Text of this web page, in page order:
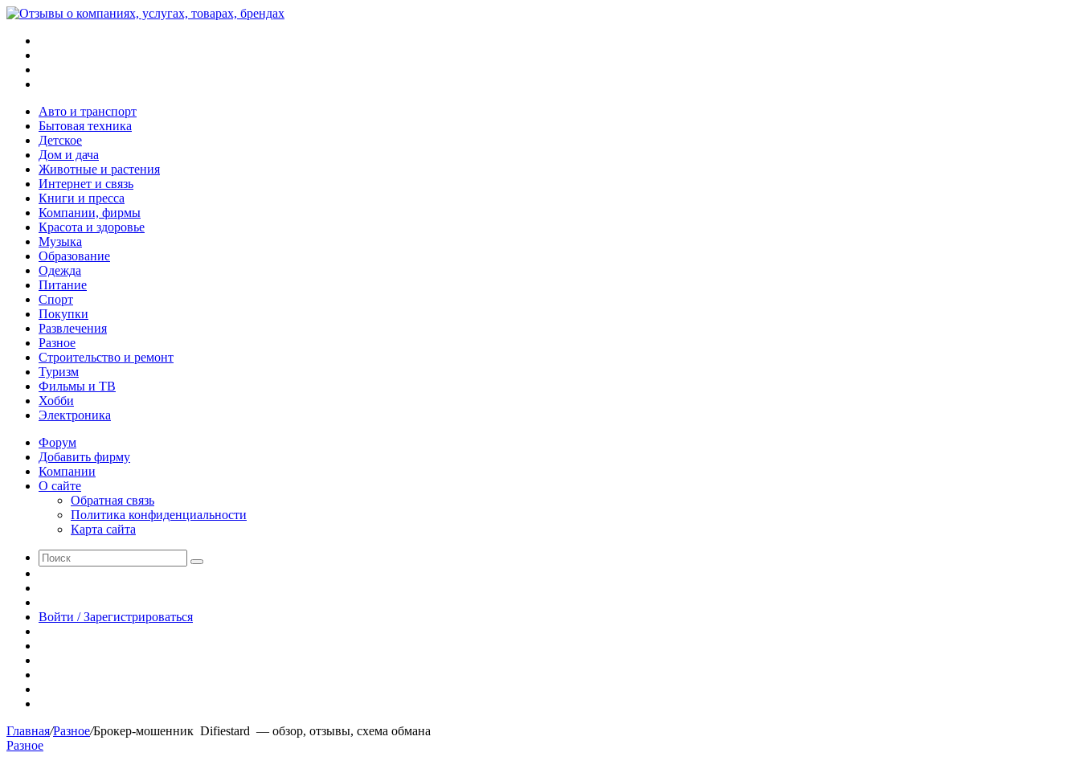
Авто и транспорт
Бытовая техника
Детское
Дом и дача
Животные и растения
Интернет и связь
Книги и пресса
Компании, фирмы
Красота и здоровье
Музыка
Образование
Одежда
Питание
Спорт
Покупки
Развлечения
Разное
Строительство и ремонт
Туризм
Фильмы и ТВ
Хобби
Электроника
Форум
Добавить фирму
Компании
О сайте
Обратная связь
Политика конфиденциальности
Карта сайта
Поиск
статья
Войти / Зарегистрироваться
Главная/Разное/Брокер-мошенник Difiestard — обзор, отзывы, схема обмана
Разное